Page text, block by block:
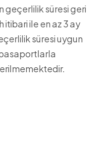
geçerlilik süresi geri
itibari ile en az 3 ay
süresi uygun